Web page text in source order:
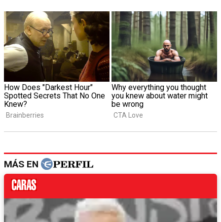
MÁS EN